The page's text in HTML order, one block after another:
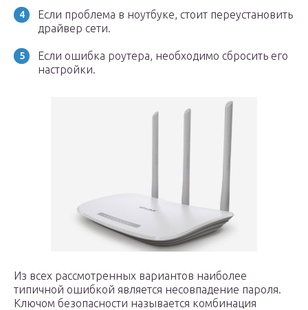
Если проблема в ноутбуке, стоит переустановить
драйвер сети.
Если ошибка роутера, необходимо сбросить его
настройки.
Из всех рассмотренных вариантов наиболее
типичной ошибкой является несовпадение пароля.
Ключом безопасности называется комбинация